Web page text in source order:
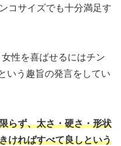
コサイズでも十分満足す
性を喜ばせるにはチン
いう趣旨の発言をしてい
らず、太さ・硬さ・形状
ければすべて良しという